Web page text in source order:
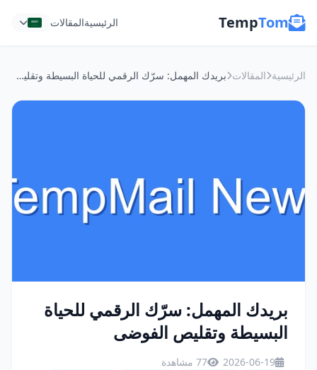
TempTom الرئيسيةالمقالات
الرئيسية المقالات بريدك المهمل: سرّك الرقمي للحياة البسيطة وتقليص الفوضى
بريدك المهمل: سرّك الرقمي للحياة
البسيطة وتقليص الفوضى
2026-06-19 77 مشاهدة